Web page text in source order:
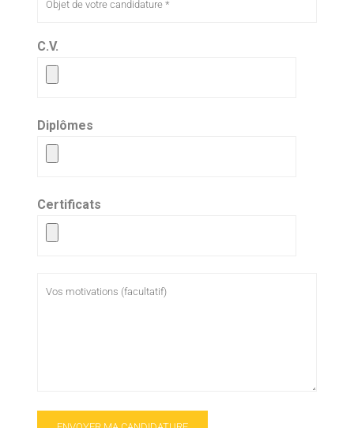
C.V.
Diplômes
Certificats